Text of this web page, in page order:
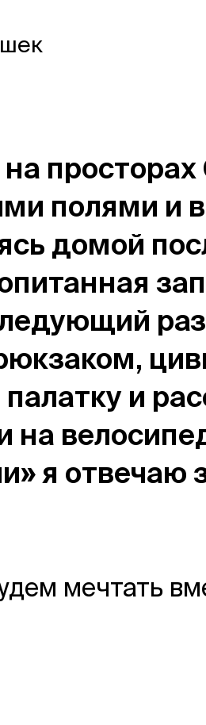
FAQ
16 98
КП «Дизайн
полями и
домой
и
на
я отвечаю
мечтать